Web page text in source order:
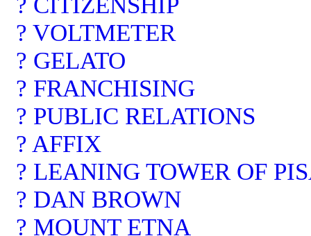
? VOLTMETER
? GELATO
? FRANCHISING
? PUBLIC RELATIONS
? AFFIX
? LEANING TOWER OF
? DAN BROWN
? MOUNT ETNA